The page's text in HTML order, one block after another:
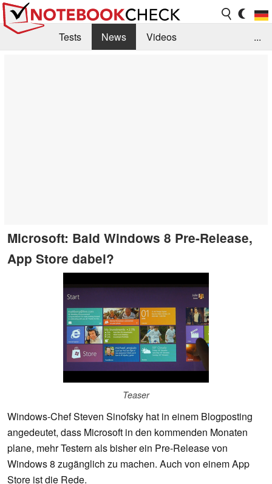
Tests News
Videos
...
Microsoft: Bald Windows 8 Pre-Release,
App Store dabei?
Teaser
Windows-Chef Steven Sinofsky hat in einem Blogposting
angedeutet, dass Microsoft in den kommenden Monaten
plane, mehr Testern als bisher ein Pre-Release von
Windows 8 zugänglich zu machen. Auch von einem App
Store ist die Rede.